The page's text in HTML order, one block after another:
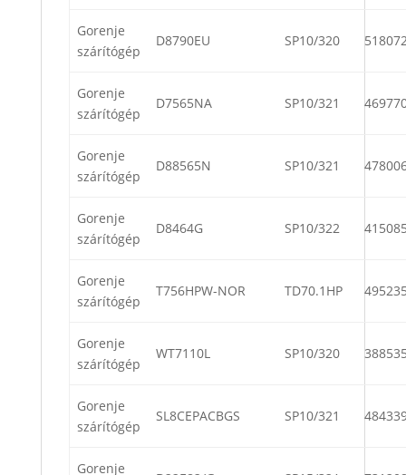
Gorenje
szárítógép
D8790EU SP10/320
Gorenje
szárítógép
D7565NA SP10/321
Gorenje
szárítógép
D88565N SP10/321
Gorenje
szárítógép
D8464G SP10/322
Gorenje
szárítógép
T756HPW-NOR TD70.1HP
Gorenje
szárítógép
WT7110L SP10/320
Gorenje
szárítógép
SL8CEPACBGS SP10/321
Gorenje